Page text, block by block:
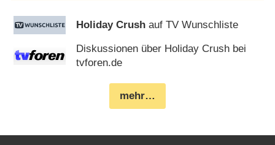
Holiday Crush auf TV Wunschliste
Diskussionen über Holiday Crush bei
tvforen.de
mehr…